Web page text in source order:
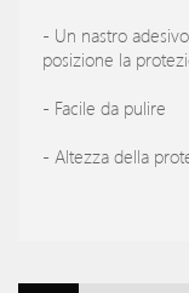
- Un nastro
posizione la
- Facile da pulire
- Altezza della